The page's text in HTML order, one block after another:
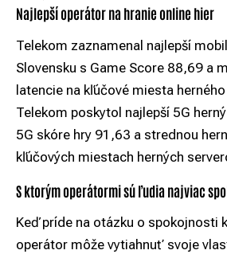
Najlepší operátor na hranie online hier
Telekom zaznamenal najlepší
Slovensku s Game Score 88,69 a
latencie na kľúčové miesta
Telekom poskytol najlepší 5G
5G skóre hry 91,63 a strednou
kľúčových miestach herných
S ktorým operátormi sú ľudia najviac
Keď príde na otázku o spokojnosti
operátor môže vytiahnuť svoje